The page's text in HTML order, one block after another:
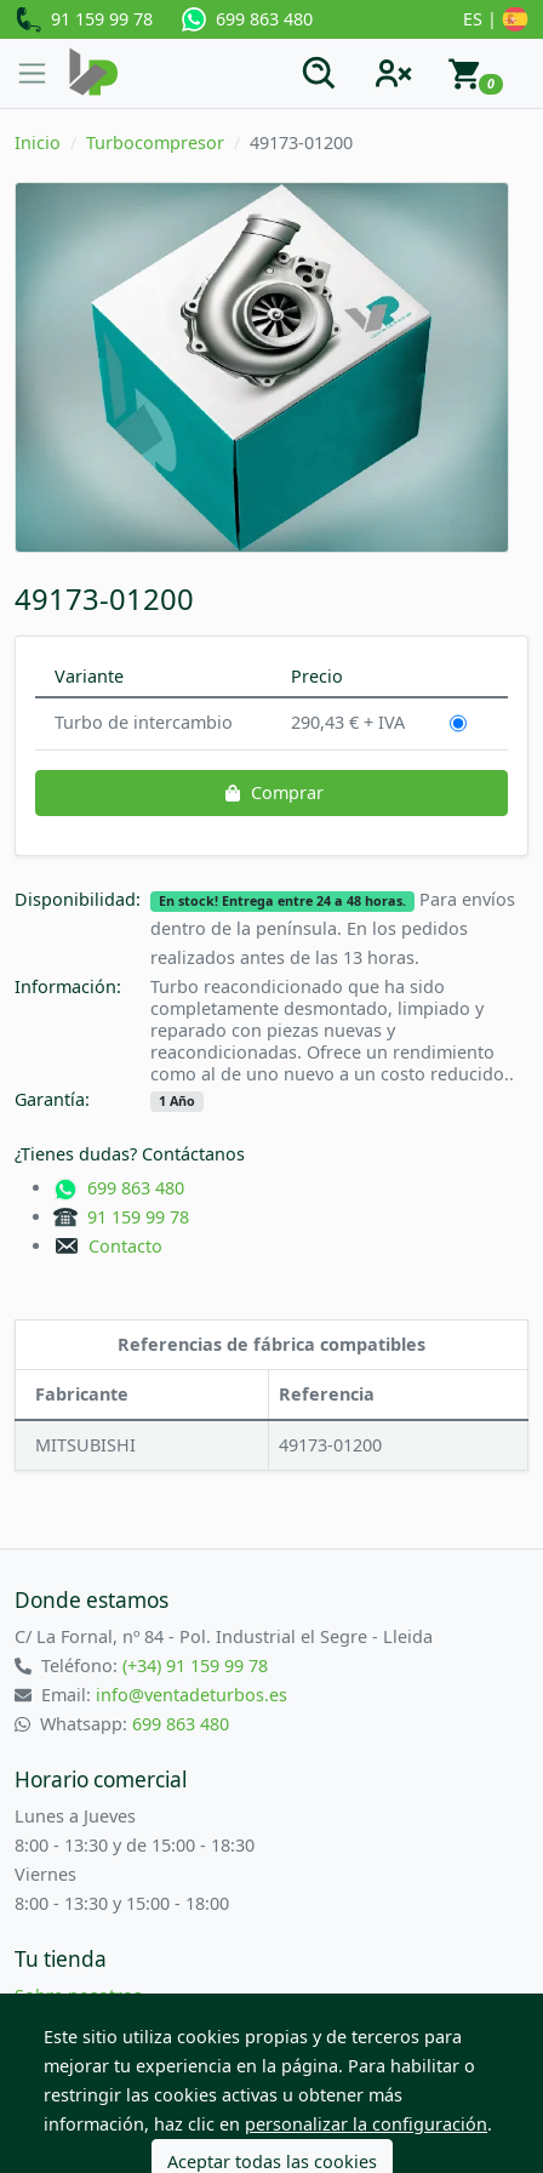
91 159 99 78 699 863 480 ES |
0
Inicio Turbocompresor 49173-01200
49173-01200
Variante
Precio
Turbo de intercambio
290,43 € + IVA
Comprar
Disponibilidad: En stock! Entrega entre 24 a 48 horas.
Para envíos
dentro de la península. En los pedidos
realizados antes de las 13 horas.
Información:
Turbo reacondicionado que ha sido
completamente desmontado, limpiado y
reparado con piezas nuevas y
reacondicionadas. Ofrece un rendimiento
como al de uno nuevo a un costo reducido..
Garantía:
1 Año
¿Tienes dudas? Contáctanos
699 863 480
91 159 99 78
Contacto
Referencias de fábrica compatibles
Fabricante Referencia
MITSUBISHI 49173-01200
Donde estamos
C/ La Fornal, nº 84 - Pol. Industrial el Segre - Lleida
Teléfono:(+34) 91 159 99 78
Email: info@ventadeturbos.es
Whatsapp: 699 863 480
Horario comercial
Lunes a Jueves
8:00 - 13:30 y de 15:00 - 18:30
Viernes
8:00 - 13:30 y 15:00 - 18:00
Tu tienda
Sobre nosotros
Términos y condiciones
Contacta con nosotros
© 2026 Todos los derechos reservados. Venta de Piezas
2012 S.L.
Este sitio utiliza cookies propias y de terceros para
mejorar tu experiencia en la página. Para habilitar o
restringir las cookies activas u obtener más
información, haz clic en personalizar la configuración.
Aceptar todas las cookies